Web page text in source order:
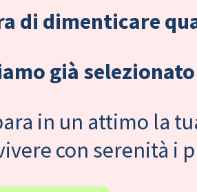
di dimenticare
già
in un attimo la
con serenità i